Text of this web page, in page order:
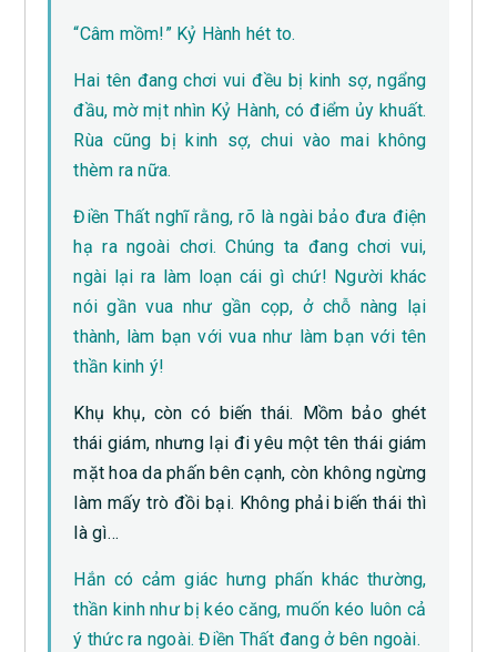
“Câm mồm!” Kỷ Hành hét to.
Hai tên đang chơi vui đều bị kinh sợ, ngẩng
đầu, mờ mịt nhìn Kỷ Hành, có điểm ủy khuất.
Rùa cũng bị kinh sợ, chui vào mai không
thèm ra nữa.
Điền Thất nghĩ rằng, rõ là ngài bảo đưa điện
hạ ra ngoài chơi. Chúng ta đang chơi vui,
ngài lại ra làm loạn cái gì chứ! Người khác
nói gần vua như gần cọp, ở chỗ nàng lại
thành, làm bạn với vua như làm bạn với tên
thần kinh ý!
Khụ khụ, còn có biến thái. Mồm bảo ghét
thái giám, nhưng lại đi yêu một tên thái giám
mặt hoa da phấn bên cạnh, còn không ngừng
làm mấy trò đồi bại. Không phải biến thái thì
là gì…
Hắn có cảm giác hưng phấn khác thường,
thần kinh như bị kéo căng, muốn kéo luôn cả
ý thức ra ngoài. Điền Thất đang ở bên ngoài.